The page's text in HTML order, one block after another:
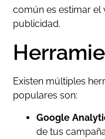
común es estimar el
publicidad.
Existen múltiples
populares son:
Google
de tus